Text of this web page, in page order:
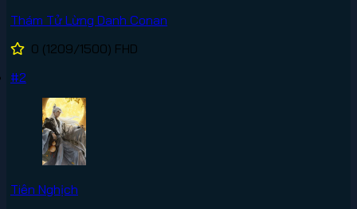
Thám Tử Lừng Danh Conan
0 (1209/1500) FHD
#2
Tiên Nghịch